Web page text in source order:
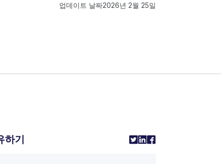
업데이트 날짜2026년 2월 25일
하기